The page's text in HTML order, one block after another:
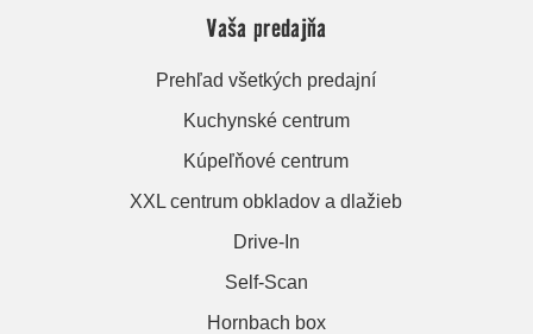
Vaša predajňa
Prehľad všetkých predajní
Kuchynské centrum
Kúpeľňové centrum
XXL centrum obkladov a dlažieb
Drive-In
Self-Scan
Hornbach box